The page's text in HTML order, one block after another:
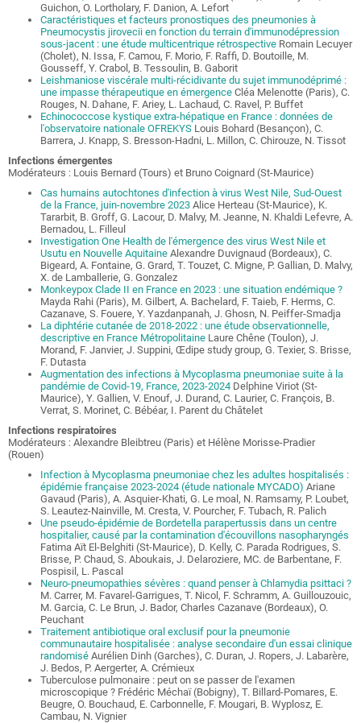
Guichon, O. Lortholary, F. Danion, A. Lefort
Caractéristiques et facteurs pronostiques des pneumonies à
Pneumocystis jirovecii en fonction du terrain d'immunodépression
sous-jacent : une étude multicentrique rétrospective Romain Lecuyer
(Cholet), N. Issa, F. Camou, F. Morio, F. Raffi, D. Boutoille, M.
Gousseff, Y. Crabol, B. Tessoulin, B. Gaborit
Leishmaniose viscérale multi-récidivante du sujet immunodéprimé :
une impasse thérapeutique en émergence Cléa Melenotte (Paris), C.
Rouges, N. Dahane, F. Ariey, L. Lachaud, C. Ravel, P. Buffet
Echinococcose kystique extra-hépatique en France : données de
l'observatoire nationale OFREKYS Louis Bohard (Besançon), C.
Barrera, J. Knapp, S. Bresson-Hadni, L. Millon, C. Chirouze, N. Tissot
Infections émergentes
Modérateurs : Louis Bernard (Tours) et Bruno Coignard (St-Maurice)
Cas humains autochtones d'infection à virus West Nile, Sud-Ouest
de la France, juin-novembre 2023 Alice Herteau (St-Maurice), K.
Tararbit, B. Groff, G. Lacour, D. Malvy, M. Jeanne, N. Khaldi Lefevre, A.
Bernadou, L. Filleul
Investigation One Health de l'émergence des virus West Nile et
Usutu en Nouvelle Aquitaine Alexandre Duvignaud (Bordeaux), C.
Bigeard, A. Fontaine, G. Grard, T. Touzet, C. Migne, P. Gallian, D. Malvy,
X. de Lamballerie, G. Gonzalez
Monkeypox Clade II en France en 2023 : une situation endémique ?
Mayda Rahi (Paris), M. Gilbert, A. Bachelard, F. Taieb, F. Herms, C.
Cazanave, S. Fouere, Y. Yazdanpanah, J. Ghosn, N. Peiffer-Smadja
La diphtérie cutanée de 2018-2022 : une étude observationnelle,
descriptive en France Métropolitaine Laure Chêne (Toulon), J.
Morand, F. Janvier, J. Suppini, Œdipe study group, G. Texier, S. Brisse,
F. Dutasta
Augmentation des infections à Mycoplasma pneumoniae suite à la
pandémie de Covid-19, France, 2023-2024 Delphine Viriot (St-
Maurice), Y. Gallien, V. Enouf, J. Durand, C. Laurier, C. François, B.
Verrat, S. Morinet, C. Bébéar, I. Parent du Châtelet
Infections respiratoires
Modérateurs : Alexandre Bleibtreu (Paris) et Hélène Morisse-Pradier
(Rouen)
Infection à Mycoplasma pneumoniae chez les adultes hospitalisés :
épidémie française 2023-2024 (étude nationale MYCADO) Ariane
Gavaud (Paris), A. Asquier-Khati, G. Le moal, N. Ramsamy, P. Loubet,
S. Leautez-Nainville, M. Cresta, V. Pourcher, F. Tubach, R. Palich
Une pseudo-épidémie de Bordetella parapertussis dans un centre
hospitalier, causé par la contamination d'écouvillons nasopharyngés
Fatima Aït El-Belghiti (St-Maurice), D. Kelly, C. Parada Rodrigues, S.
Brisse, P. Chaud, S. Aboukais, J. Delaroziere, MC. de Barbentane, F.
Pospisil, L. Pascal
Neuro-pneumopathies sévères : quand penser à Chlamydia psittaci ?
M. Carrer, M. Favarel-Garrigues, T. Nicol, F. Schramm, A. Guillouzouic,
M. Garcia, C. Le Brun, J. Bador, Charles Cazanave (Bordeaux), O.
Peuchant
Traitement antibiotique oral exclusif pour la pneumonie
communautaire hospitalisée : analyse secondaire d'un essai clinique
randomisé Aurélien Dinh (Garches), C. Duran, J. Ropers, J. Labarère,
J. Bedos, P. Aergerter, A. Crémieux
Tuberculose pulmonaire : peut on se passer de l'examen
microscopique ? Frédéric Méchaï (Bobigny), T. Billard-Pomares, E.
Beugre, O. Bouchaud, E. Carbonnelle, F. Mougari, B. Wyplosz, E.
Cambau, N. Vignier